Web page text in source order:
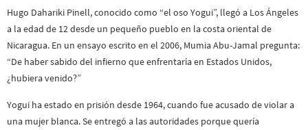
Hugo Dahariki Pinell, conocido como “el oso Yogui”, llegó a Los Ángeles
a la edad de 12 desde un pequeño pueblo en la costa oriental de
Nicaragua. En un ensayo escrito en el 2006, Mumia Abu-Jamal pregunta:
“De haber sabido del infierno que enfrentaría en Estados Unidos,
¿hubiera venido?”
Yogui ha estado en prisión desde 1964, cuando fue acusado de violar a
una mujer blanca. Se entregó a las autoridades porque quería